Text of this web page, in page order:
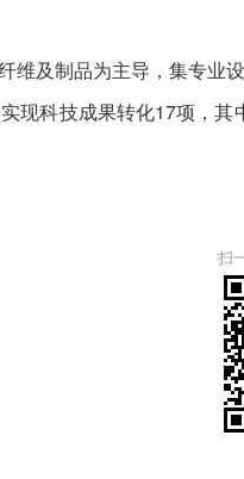
及制品为主导，集专业设
科技成果转化17项，其
扫